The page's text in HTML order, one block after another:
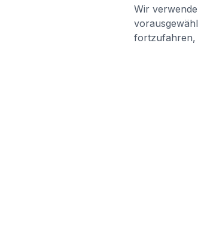
Wir
fortzufahren,